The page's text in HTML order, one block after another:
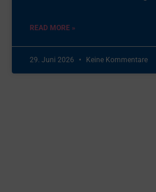
READ MORE »
29. Juni 2026 Keine Kommentare